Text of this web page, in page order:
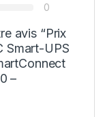
0
avis “Prix
Smart-UPS
–